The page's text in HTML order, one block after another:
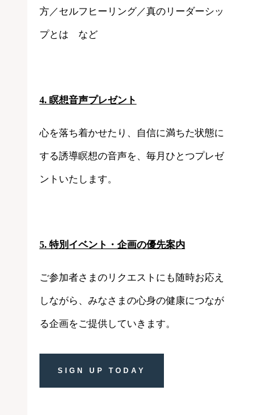
方／セルフヒーリング／真のリーダーシッ
プとは など
4. 瞑想音声プレゼント
心を落ち着かせたり、自信に満ちた状態に
する誘導瞑想の音声を、毎月ひとつプレゼ
ントいたします。
5. 特別イベント・企画の優先案内
ご参加者さまのリクエストにも随時お応え
しながら、みなさまの心身の健康につなが
る企画をご提供していきます。
SIGN UP TODAY